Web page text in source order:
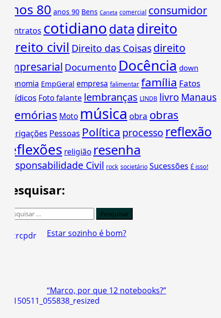
anos 80 anos 90 Bens Caneta comercial consumidor
Contratos cotidianodata direito
direito civil Direito das Coisasdireito
empresarial Documento Docência down
economia EmpGeral empresa falimentar família Fatos
Jurídicos Foto falante lembranças LINDB livro Manaus
memórias Moto música obra obras
Obrigações Pessoas Política processo reflexão
reflexões religião resenha
Responsabilidade Civil rock societário Sucessões É isso!
Pesquisar:
Pesquisar
Estar sozinho é bom?
“Marco, por que 12 notebooks?”